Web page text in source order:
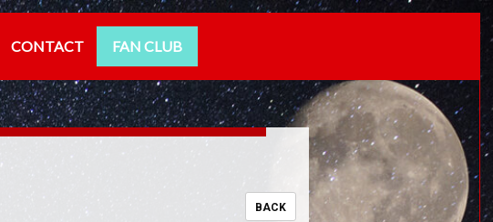
CONTACT FAN CLUB
BACK